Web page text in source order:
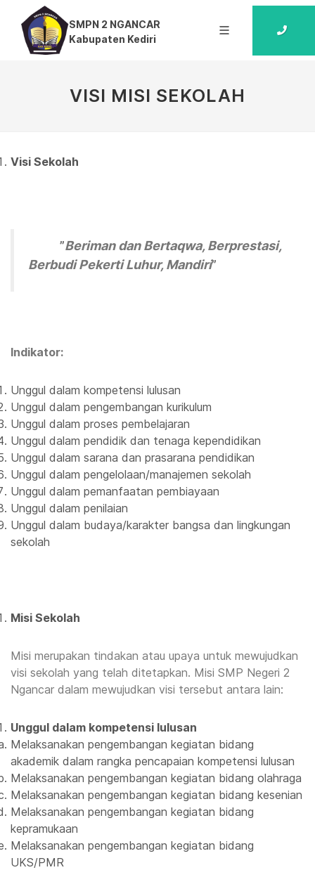
SMPN 2 NGANCAR
Kabupaten Kediri
VISI MISI SEKOLAH
Visi Sekolah
”Beriman dan Bertaqwa, Berprestasi,
Berbudi Pekerti Luhur, Mandiri”
Indikator:
Unggul dalam kompetensi lulusan
Unggul dalam pengembangan kurikulum
Unggul dalam proses pembelajaran
Unggul dalam pendidik dan tenaga kependidikan
Unggul dalam sarana dan prasarana pendidikan
Unggul dalam pengelolaan/manajemen sekolah
Unggul dalam pemanfaatan pembiayaan
Unggul dalam penilaian
Unggul dalam budaya/karakter bangsa dan lingkungan
sekolah
Misi Sekolah
Misi merupakan tindakan atau upaya untuk mewujudkan
visi sekolah yang telah ditetapkan. Misi SMP Negeri 2
Ngancar dalam mewujudkan visi tersebut antara lain:
Unggul dalam kompetensi lulusan
Melaksanakan pengembangan kegiatan bidang
akademik dalam rangka pencapaian kompetensi lulusan
Melaksanakan pengembangan kegiatan bidang olahraga
Melaksanakan pengembangan kegiatan bidang kesenian
Melaksanakan pengembangan kegiatan bidang
kepramukaan
Melaksanakan pengembangan kegiatan bidang
UKS/PMR